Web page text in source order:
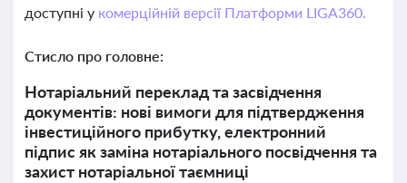
доступні у комерційній версії Платформи LIGA360.
Стисло про головне:
Нотаріальний переклад та засвідчення
документів: нові вимоги для підтвердження
інвестиційного прибутку, електронний
підпис як заміна нотаріального посвідчення та
захист нотаріальної таємниці